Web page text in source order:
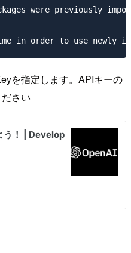
were previously
を指定します。APIキーの
さい